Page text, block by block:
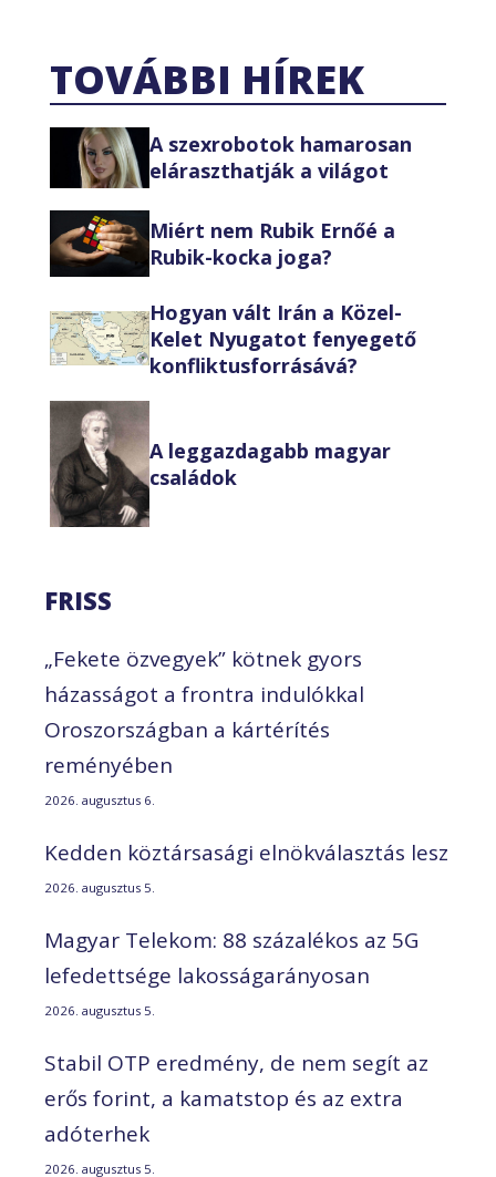
TOVÁBBI HÍREK
A szexrobotok hamarosan
eláraszthatják a világot
Miért nem Rubik Ernőé a
Rubik-kocka joga?
Hogyan vált Irán a Közel-
Kelet Nyugatot fenyegető
konfliktusforrásává?
A leggazdagabb magyar
családok
FRISS
„Fekete özvegyek” kötnek gyors
házasságot a frontra indulókkal
Oroszországban a kártérítés
reményében
2026. augusztus 6.
Kedden köztársasági elnökválasztás lesz
2026. augusztus 5.
Magyar Telekom: 88 százalékos az 5G
lefedettsége lakosságarányosan
2026. augusztus 5.
Stabil OTP eredmény, de nem segít az
erős forint, a kamatstop és az extra
adóterhek
2026. augusztus 5.